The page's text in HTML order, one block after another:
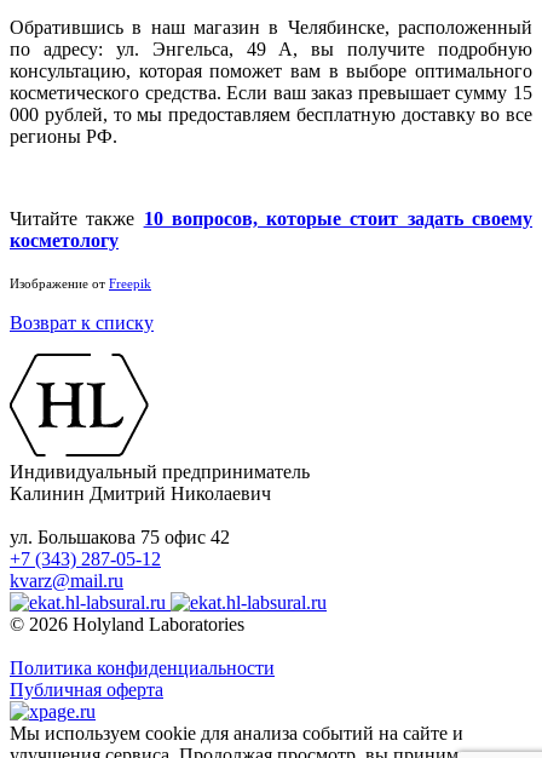
Обратившись в наш магазин в Челябинске, расположенный
по адресу: ул. Энгельса, 49 А, вы получите подробную
консультацию, которая поможет вам в выборе оптимального
косметического средства. Если ваш заказ превышает сумму 15
000 рублей, то мы предоставляем бесплатную доставку во все
регионы РФ.
Читайте также 10 вопросов, которые стоит задать своему
косметологу
Изображение от Freepik
Возврат к списку
Индивидуальный предприниматель
Калинин Дмитрий Николаевич
ул. Большакова 75 офис 42
+7 (343) 287-05-12
kvarz@mail.ru
© 2026 Holyland Laboratories
Политика конфиденциальности
Публичная оферта
Мы используем cookie для анализа событий на сайте и